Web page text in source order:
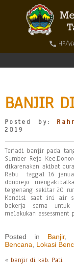
HP/
BANJIR
Posted by:
2019
Terjadi banjir pada
Sumber Rejo
dikarenakan akibat
Rabu taggal 16
donorejo
tergenang sekitar 20
Kondisi saat ini air
bekerja sama untuk
melakukan
Posted in Banjir,
Bencana
Lokasi
« banjir di kab. Pati